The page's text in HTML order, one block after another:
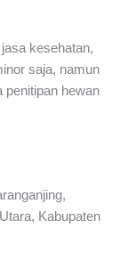
kesehatan,
saja, namun
penitipan hewan
Kabupaten